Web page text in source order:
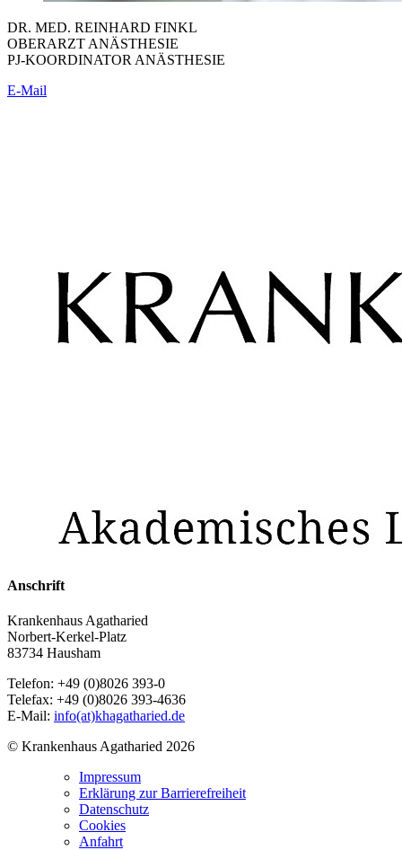
DR. MED. REINHARD FINKL
OBERARZT ANÄSTHESIE
PJ-KOORDINATOR ANÄSTHESIE
E-Mail
Anschrift
Krankenhaus Agatharied
Norbert-Kerkel-Platz
83734 Hausham
Telefon: +49 (0)8026 393-0
Telefax: +49 (0)8026 393-4636
E-Mail: info(at)khagatharied.de
© Krankenhaus Agatharied 2026
Impressum
Erklärung zur Barrierefreiheit
Datenschutz
Cookies
Anfahrt